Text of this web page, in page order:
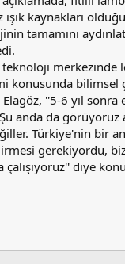
kaynakları
tamamını
merkezinde
konusunda bilimsel
Elagöz, ''5-6 yıl
anda da görüyoruz
Türkiye'nin bir
gerekiyordu,
çalışıyoruz'' diye